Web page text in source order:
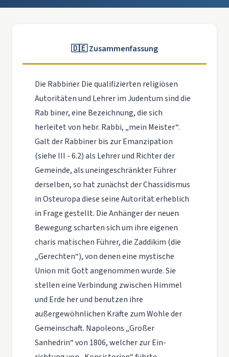
🇩🇪 Zusammenfassung
Die Rabbiner Die qualifizierten religiösen
Autoritäten und Lehrer im Judentum sind die
Rab­ biner, eine Bezeichnung, die sich
herleitet von hebr. Rabbi, „mein Meister“.
Galt der Rabbiner bis zur Emanzipation
(siehe III - 6.2) als Lehrer und Richter der
Gemeinde, als uneingeschränkter Führer
derselben, so hat zunächst der Chassidismus
in Osteuropa diese seine Autorität erheblich
in Frage gestellt. Die Anhänger der neuen
Bewegung scharten sich um ihre eigenen
charis­ matischen Führer, die Zaddikim (die
„Gerechten“), von denen eine mystische
Union mit Gott angenommen wurde. Sie
stellen eine Verbindung zwischen Himmel
und Erde her und benutzen ihre
außergewöhnlichen Kräfte zum Wohle der
Gemeinschaft. Napoleons „Großer
Sanhedrin“ von 1806, welcher zur Ein­